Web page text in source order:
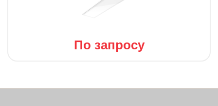
По запросу